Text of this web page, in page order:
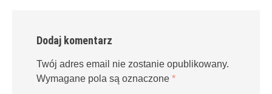
Dodaj komentarz
Twój adres email nie zostanie opublikowany.
Wymagane pola są oznaczone *